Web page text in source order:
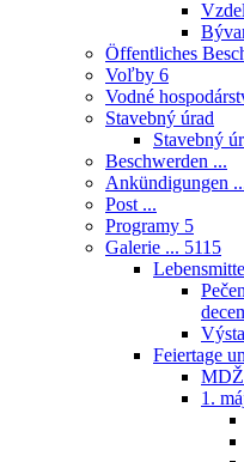
Öffentliches
Voľby 6
Vodné
Stavebný úrad
Stavebný
Beschwerden ...
Ankündigungen
Post ...
Programy 5
Galerie ... 5115
Feiertage
1.